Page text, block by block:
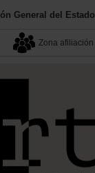
General del Estado
Zona afiliación